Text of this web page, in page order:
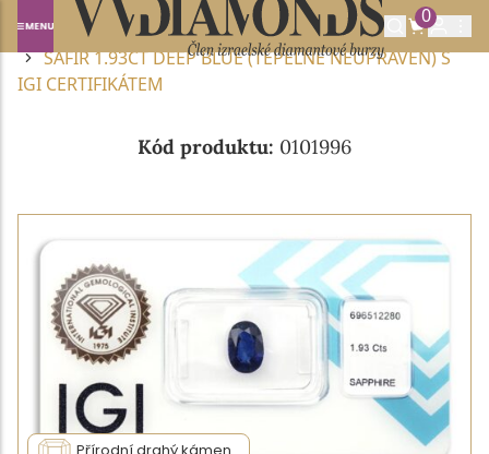
0
Domů DRAHOKAMY A POLODRAHOKAMY
SAFÍR
SAFÍR 1.93CT DEEP BLUE (TEPELNĚ NEUPRAVEN) S
IGI CERTIFIKÁTEM
Kód produktu: 0101996
Přírodní drahý kámen